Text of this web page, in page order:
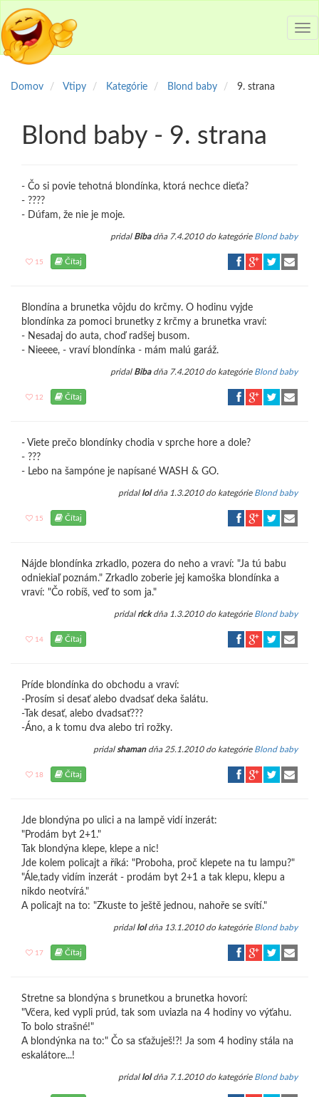
Domov Vtipy Kategórie Blond baby 9. strana
Blond baby - 9. strana
- Čo si povie tehotná blondínka, ktorá nechce dieťa?
- ????
- Dúfam, že nie je moje.
pridal Bibadňa 7.4.2010 do kategórie Blond baby
15 Čítaj
Blondína a brunetka vôjdu do krčmy. O hodinu vyjde
blondínka za pomoci brunetky z krčmy a brunetka vraví:
- Nesadaj do auta, choď radšej busom.
- Nieeee, - vraví blondínka - mám malú garáž.
pridal Bibadňa 7.4.2010 do kategórie Blond baby
12 Čítaj
- Viete prečo blondínky chodia v sprche hore a dole?
- ???
- Lebo na šampóne je napísané WASH & GO.
pridal loldňa 1.3.2010 do kategórie Blond baby
15 Čítaj
Nájde blondínka zrkadlo, pozera do neho a vraví: "Ja tú babu
odniekiaľ poznám." Zrkadlo zoberie jej kamoška blondínka a
vraví: "Čo robíš, veď to som ja."
pridal rickdňa 1.3.2010 do kategórie Blond baby
14 Čítaj
Príde blondínka do obchodu a vraví:
-Prosím si desať alebo dvadsať deka šalátu.
-Tak desať, alebo dvadsať???
-Áno, a k tomu dva alebo tri rožky.
pridal shamandňa 25.1.2010 do kategórie Blond baby
18 Čítaj
Jde blondýna po ulici a na lampě vidí inzerát:
"Prodám byt 2+1."
Tak blondýna klepe, klepe a nic!
Jde kolem policajt a říká: "Proboha, proč klepete na tu lampu?"
"Ále,tady vidím inzerát - prodám byt 2+1 a tak klepu, klepu a
nikdo neotvírá."
A policajt na to: "Zkuste to ještě jednou, nahoře se svítí."
pridal loldňa 13.1.2010 do kategórie Blond baby
17 Čítaj
Stretne sa blondýna s brunetkou a brunetka hovorí:
"Včera, ked vypli prúd, tak som uviazla na 4 hodiny vo výťahu.
To bolo strašné!"
A blondýnka na to:" Čo sa sťažuješ!?! Ja som 4 hodiny stála na
eskalátore...!
pridal loldňa 7.1.2010 do kategórie Blond baby